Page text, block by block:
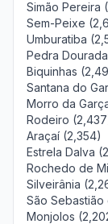
Simão Pereira
Sem-Peixe
Umburatiba
Pedra
Biquinhas
Santana do
Morro da
Rodeiro
Araçaí (2,354)
Estrela Dalva
Rochedo de
Silveirânia
São
Monjolos